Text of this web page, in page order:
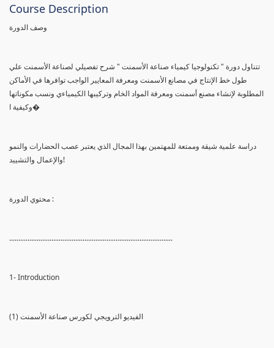
Course Description
وصف الدورة
تتناول دورة " تكنولوجيا كيمياء صناعة الأسمنت " شرح تفصيلي لصناعة الأسمنت علي
طول خط الإنتاج في مصانع الأسمنت ومعرفة المعايير الواجب توافرها في الأماكن
المطلوبة لإنشاء مصنع أسمنت ومعرفة المواد الخام وتركيبها الكيمياءي ونسب مكوناتها
وكيفية ا�
دراسة علمية شيقة وممتعة للمهتمين بهذا المجال الذي يعتبر عصب الحضارات والنمو
والإعمال والتشييد!
محتوي الدورة :
.........................................................................................
1- Introduction
(1) الفيديو الترويجي لكورس صناعة الأسمنت